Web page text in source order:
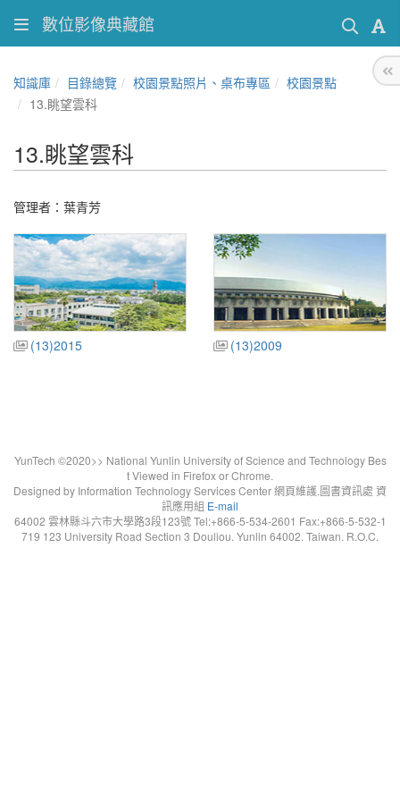
數位影像典藏館
知識庫 目錄總覽 校園景點照片、桌布專區
校園景點
13.眺望雲科
13.眺望雲科
管理者：葉青芳
(13)2015 (13)2009
YunTech ©2020>> National Yunlin University of Science and Technology Bes
t Viewed in Firefox or Chrome.
Designed by Information Technology Services Center 網頁維護.圖書資訊處 資
訊應用組 E-mail
64002 雲林縣斗六市大學路3段123號 Tel:+866-5-534-2601 Fax:+866-5-532-1
719 123 University Road Section 3 Douliou. Yunlin 64002. Taiwan. R.O.C.